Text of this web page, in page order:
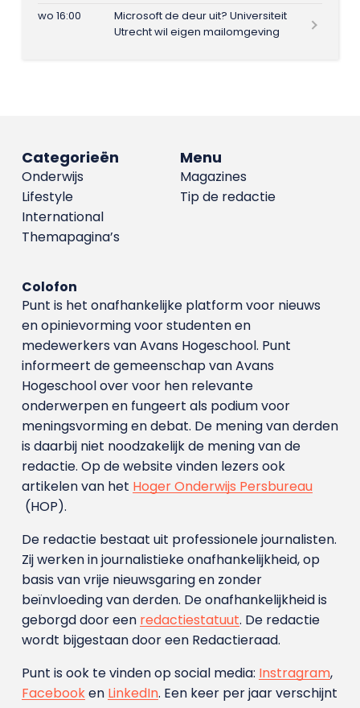
wo 16:00
Microsoft de deur uit? Universiteit
Utrecht wil eigen mailomgeving
Menu
Magazines
Tip de redactie
Categorieën
Onderwijs
Lifestyle
International
Themapagina’s
Colofon
Punt is het onafhankelijke platform voor nieuws
en opinievorming voor studenten en
medewerkers van Avans Hoge­school. Punt
informeert de gemeenschap van Avans
Hogeschool over voor hen relevante
onderwerpen en fungeert als podium voor
meningsvorming en debat. De mening van derden
is daarbij niet noodzakelijk de mening van de
redactie. Op de website vinden lezers ook
artikelen van het Hoger Onderwijs Persbureau
(HOP).
De redactie bestaat uit professionele journalisten.
Zij werken in journalistieke onafhankelijkheid, op
basis van vrije nieuwsgaring en zonder
beïnvloeding van derden. De onafhankelijkheid is
geborgd door een redactiestatuut. De redactie
wordt bijgestaan door een Redactieraad.
Punt is ook te vinden op social media: Instragram,
Facebooken LinkedIn. Een keer per jaar verschijnt